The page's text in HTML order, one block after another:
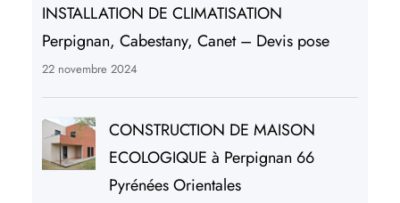
INSTALLATION DE CLIMATISATION
Perpignan, Cabestany, Canet – Devis pose
22 novembre 2024
CONSTRUCTION DE MAISON
ECOLOGIQUE à Perpignan 66
Pyrénées Orientales